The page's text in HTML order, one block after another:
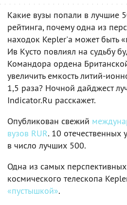
Какие вузы попали в лучшие
рейтинга, почему одна из
находок Kepler'а может быть
Ив Кусто повлиял на судьбу
Командора ордена
увеличить емкость литий-
1,5 раза? Ночной дайджест
Indicator.Ru расскажет.
Опубликован свежий
вузов RUR. 10 отечественных
в число лучших 500.
Одна из самых
космического телескопа
«пустышкой».